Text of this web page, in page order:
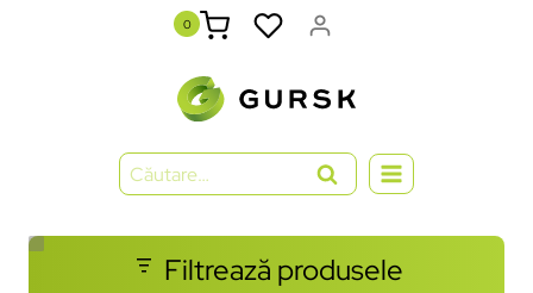
0
Filtrează produsele